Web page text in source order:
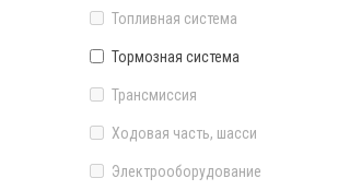
Топливная система
Тормозная система
Трансмиссия
Ходовая часть, шасси
Электрооборудование